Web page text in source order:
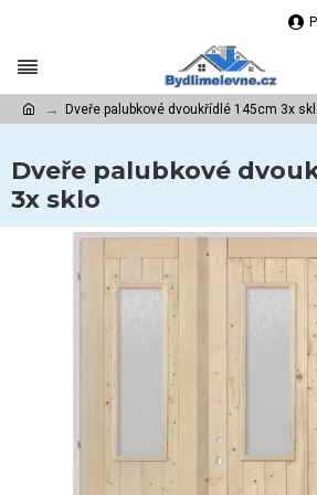
Dveře palubkové dvoukřídlé 145cm 3x
Dveře palubkové
3x sklo